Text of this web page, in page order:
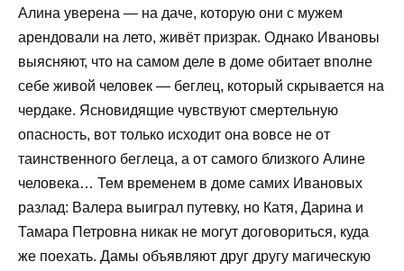
Алина уверена — на даче, которую они с мужем
арендовали на лето, живёт призрак. Однако Ивановы
выясняют, что на самом деле в доме обитает вполне
себе живой человек — беглец, который скрывается на
чердаке. Ясновидящие чувствуют смертельную
опасность, вот только исходит она вовсе не от
таинственного беглеца, а от самого близкого Алине
человека… Тем временем в доме самих Ивановых
разлад: Валера выиграл путевку, но Катя, Дарина и
Тамара Петровна никак не могут договориться, куда
же поехать. Дамы объявляют друг другу магическую